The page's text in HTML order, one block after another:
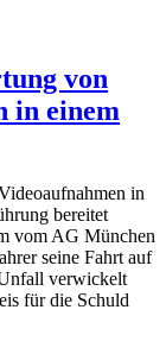
von
in einem
in
bereitet
vom AG München
seine Fahrt auf
verwickelt
für die Schuld